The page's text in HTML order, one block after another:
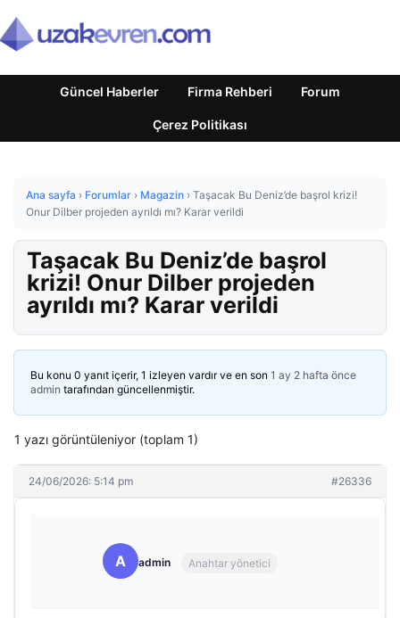
Güncel Haberler Firma Rehberi Forum
Çerez Politikası
Ana sayfa › Forumlar › Magazin › Taşacak Bu Deniz’de başrol krizi!
Onur Dilber projeden ayrıldı mı? Karar verildi
Taşacak Bu Deniz’de başrol
krizi! Onur Dilber projeden
ayrıldı mı? Karar verildi
Bu konu 0 yanıt içerir, 1 izleyen vardır ve en son 1 ay 2 hafta önce
admin tarafından güncellenmiştir.
1 yazı görüntüleniyor (toplam 1)
24/06/2026: 5:14 pm #26336
A admin Anahtar yönetici